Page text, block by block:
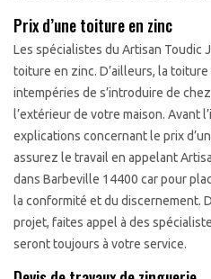
Prix d’une toiture en zinc
Les spécialistes du Artisan Toudic
toiture en zinc. D’ailleurs, la
intempéries de s’introduire de
l’extérieur de votre maison. Avant
explications concernant le prix
assurez le travail en appelant
dans Barbeville 14400 car pour
la conformité et du discernement.
projet, faites appel à des
seront toujours à votre service.